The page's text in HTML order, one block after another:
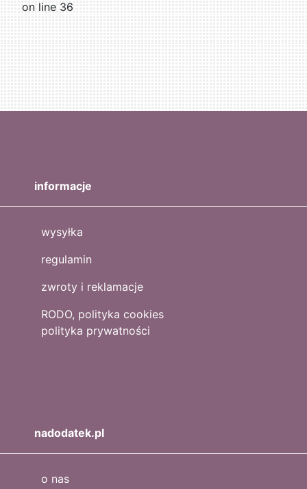
on line 36
informacje
wysyłka
regulamin
zwroty i reklamacje
RODO, polityka cookies
polityka prywatności
nadodatek.pl
o nas